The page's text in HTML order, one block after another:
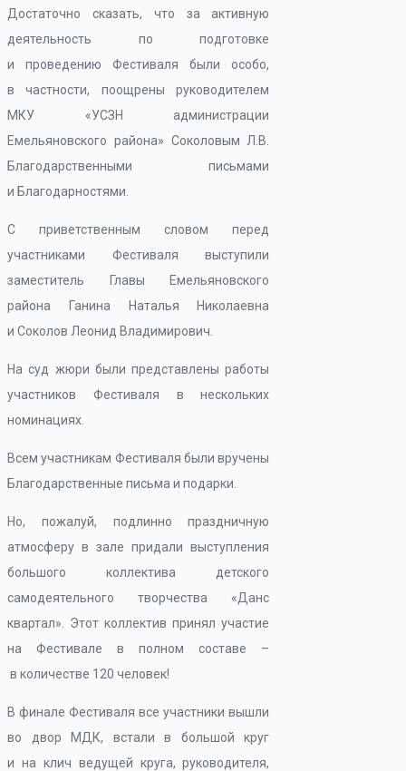
Достаточно сказать, что за активную
деятельность по подготовке
и проведению Фестиваля были особо,
в частности, поощрены руководителем
МКУ «УСЗН администрации
Емельяновского района» Соколовым Л.В.
Благодарственными письмами
и Благодарностями.
С приветственным словом перед
участниками Фестиваля выступили
заместитель Главы Емельяновского
района Ганина Наталья Николаевна
и Соколов Леонид Владимирович.
На суд жюри были представлены работы
участников Фестиваля в нескольких
номинациях.
Всем участникам Фестиваля были вручены
Благодарственные письма и подарки.
Но, пожалуй, подлинно праздничную
атмосферу в зале придали выступления
большого коллектива детского
самодеятельного творчества «Данс
квартал». Этот коллектив принял участие
на Фестивале в полном составе –
в количестве 120 человек!
В финале Фестиваля все участники вышли
во двор МДК, встали в большой круг
и на клич ведущей круга, руководителя,